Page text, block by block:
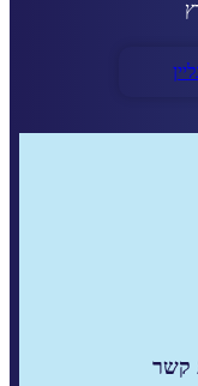
קשר